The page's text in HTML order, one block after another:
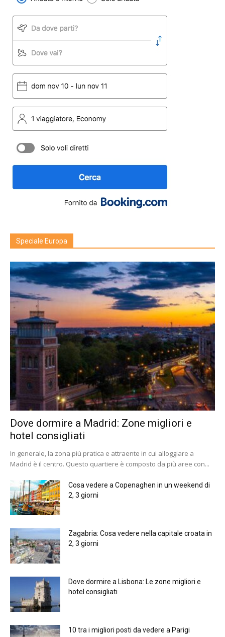
Speciale Europa
Dove dormire a Madrid: Zone migliori e
hotel consigliati
In generale, la zona più pratica e attraente in cui alloggiare a
Madrid è il centro. Questo quartiere è composto da più aree con...
Cosa vedere a Copenaghen in un weekend di
2, 3 giorni
Zagabria: Cosa vedere nella capitale croata in
2, 3 giorni
Dove dormire a Lisbona: Le zone migliori e
hotel consigliati
10 tra i migliori posti da vedere a Parigi